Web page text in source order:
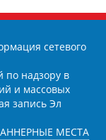
сетевого
по надзору в
и массовых
запись Эл
МЕСТА